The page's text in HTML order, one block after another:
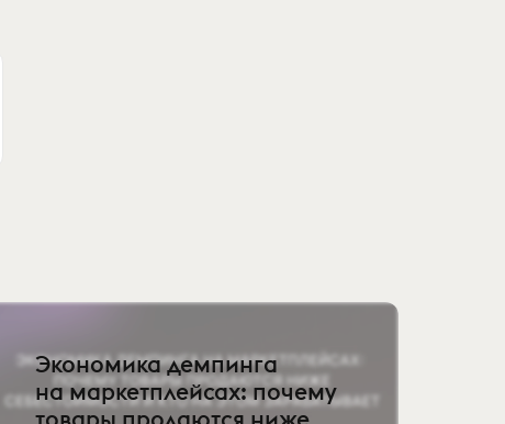
Экономика демпинга
на маркетплейсах: почему